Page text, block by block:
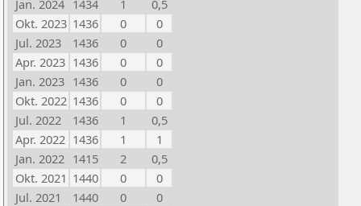
Jan. 2024 1434 1
0,5
Okt. 2023 1436 0
0
Jul. 2023
1436 0
0
Apr. 2023 1436 0
0
Jan. 2023 1436 0
0
Okt. 2022 1436 0
0
Jul. 2022
1436 1
0,5
Apr. 2022 1436 1
1
Jan. 2022 1415 2
0,5
Okt. 2021 1440 0
0
Jul. 2021
1440 0
0